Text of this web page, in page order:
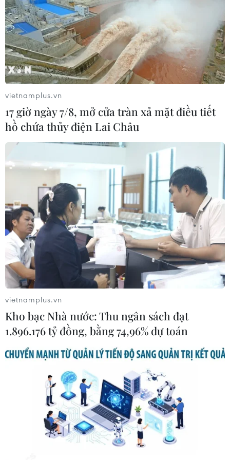
phòng, chống dịch COVID-19 theo quy định tại mục 3
Nghị quyết số 30/2021/QH15 của Quốc hội.
Đề xuất tiếp tục kéo dài chính sách đặc
thù phòng chống dịch COVID-19
30/09/2022 06:54
Chính phủ đề nghị Quốc hội cho phép tiếp tục áp dụng
một số chính sách đặc biệt, đặc thù về khám, chữa
phòng chống dịch.
vietnamplus.vn
17 giờ ngày 7/8, mở cửa tràn xả mặt điều tiết
hồ chứa thủy điện Lai Châu
vietnamplus.vn
Kho bạc Nhà nước: Thu ngân sách đạt
1.896.176 tỷ đồng, bằng 74,96% dự toán